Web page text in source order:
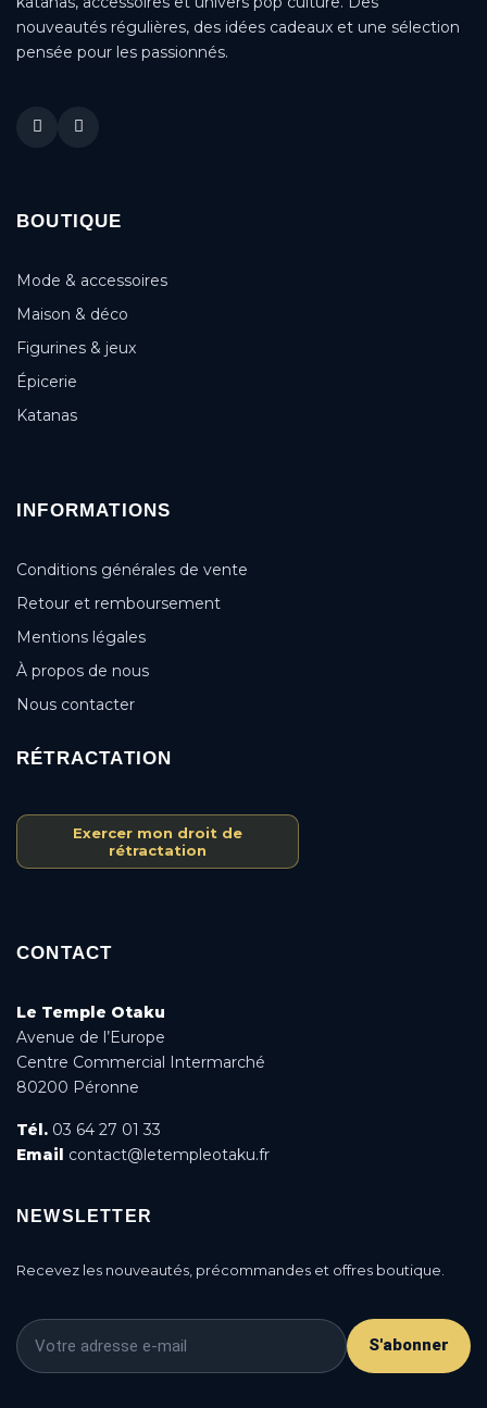
nouveautés régulières, des idées cadeaux et une sélection
pensée pour les passionnés.
BOUTIQUE
Mode & accessoires
Maison & déco
Figurines & jeux
Épicerie
Katanas
INFORMATIONS
Conditions générales de vente
Retour et remboursement
Mentions légales
À propos de nous
Nous contacter
RÉTRACTATION
Exercer mon droit de
rétractation
CONTACT
Le Temple Otaku
Avenue de l’Europe
Centre Commercial Intermarché
80200 Péronne
Tél. 03 64 27 01 33
Email contact@letempleotaku.fr
NEWSLETTER
Recevez les nouveautés, précommandes et offres boutique.
S'abonner